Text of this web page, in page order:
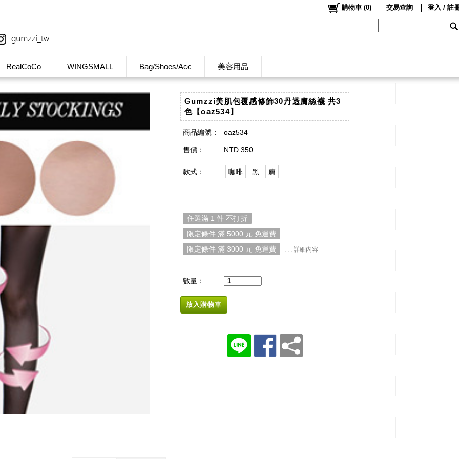
RealCoCo WINGSMALL Bag/Shoes/Acc 美容用品
購物車 (0) 交易查詢 登入 / 註
Gumzzi美肌包覆感修飾30丹透膚絲襪 共3
色【oaz534】
商品編號： oaz534
售價： NTD 350
款式： 咖啡 黑 膚
任選滿 1 件 不打折
限定條件 滿 5000 元 免運費
限定條件 滿 3000 元 免運費
. . . 詳細內容
數量：
放入購物車